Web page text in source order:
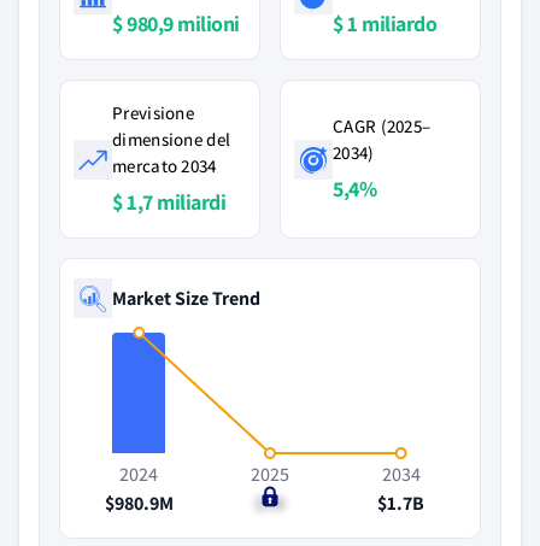
$ 980,9 milioni $ 1 miliardo
Previsione
dimensione del
mercato 2034
$ 1,7 miliardi
CAGR (2025–
2034)
5,4%
Market Size Trend
2024
$980.9M
2025
$1B
2034
$1.7B